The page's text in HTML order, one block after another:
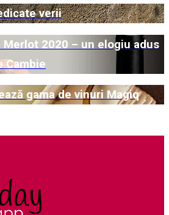
verii
Merlot 2020 – un elogiu adus
Cambie
gama de vinuri Magiq